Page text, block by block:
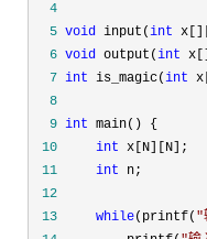
  4
  5
void input(int
  6
void output(int
  7
int is_magic(int
  8
  9
int
10
int
11
int
12
13
while(printf( "